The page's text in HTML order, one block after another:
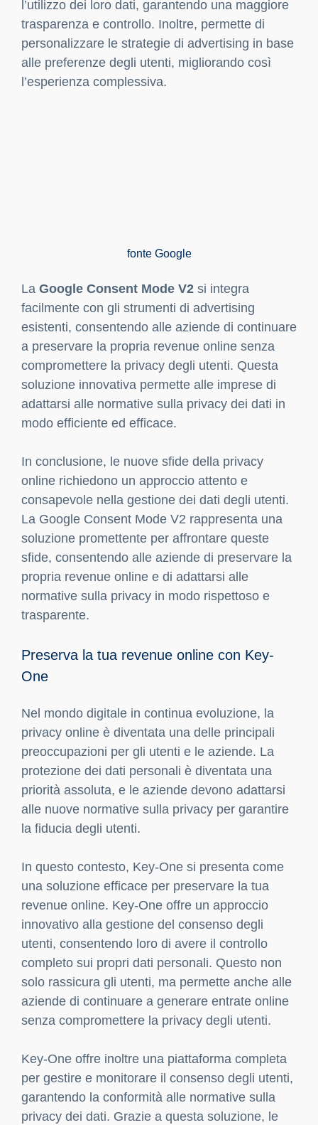
l’utilizzo dei loro dati, garantendo una maggiore
trasparenza e controllo. Inoltre, permette di
personalizzare le strategie di advertising in base
alle preferenze degli utenti, migliorando così
l’esperienza complessiva.
fonte Google
La Google Consent Mode V2 si integra
facilmente con gli strumenti di advertising
esistenti, consentendo alle aziende di continuare
a preservare la propria revenue online senza
compromettere la privacy degli utenti. Questa
soluzione innovativa permette alle imprese di
adattarsi alle normative sulla privacy dei dati in
modo efficiente ed efficace.
In conclusione, le nuove sfide della privacy
online richiedono un approccio attento e
consapevole nella gestione dei dati degli utenti.
La Google Consent Mode V2 rappresenta una
soluzione promettente per affrontare queste
sfide, consentendo alle aziende di preservare la
propria revenue online e di adattarsi alle
normative sulla privacy in modo rispettoso e
trasparente.
Preserva la tua revenue online con Key-
One
Nel mondo digitale in continua evoluzione, la
privacy online è diventata una delle principali
preoccupazioni per gli utenti e le aziende. La
protezione dei dati personali è diventata una
priorità assoluta, e le aziende devono adattarsi
alle nuove normative sulla privacy per garantire
la fiducia degli utenti.
In questo contesto, Key-One si presenta come
una soluzione efficace per preservare la tua
revenue online. Key-One offre un approccio
innovativo alla gestione del consenso degli
utenti, consentendo loro di avere il controllo
completo sui propri dati personali. Questo non
solo rassicura gli utenti, ma permette anche alle
aziende di continuare a generare entrate online
senza compromettere la privacy degli utenti.
Key-One offre inoltre una piattaforma completa
per gestire e monitorare il consenso degli utenti,
garantendo la conformità alle normative sulla
privacy dei dati. Grazie a questa soluzione, le